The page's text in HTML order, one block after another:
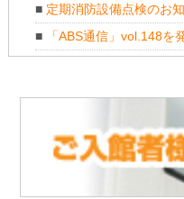
「株式会社NDTアドヴァンス
新製品 紫外線強度計・照度
した。
https://www.ind-blacklight.jp/
「株式会社NDTアドヴァン
タブレット感覚でタッチ操
レイ探傷器『EddyViewⅡ』
https://
「株式会社テイコク」様の
■ 定期消防設備点検のお
■
「ABS通信」vol.148を